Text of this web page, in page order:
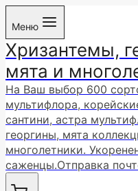
Перейти
содержимому
Меню
Хризантемы,
мята и
На Ваш выбор 600
мультифлора,
сантини, астра
георгины, мята
многолетники.
саженцы.Отправка